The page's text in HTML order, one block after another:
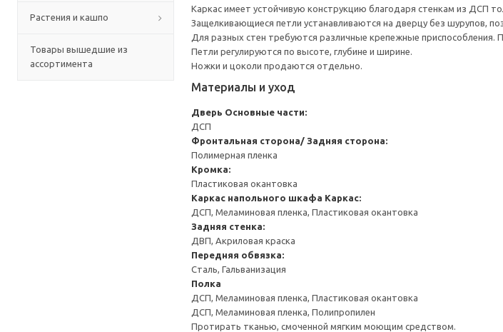
Растения и кашпо
Товары вышедшие из
ассортимента
Каркас имеет устойчивую конструкцию благодаря стенкам из ДСП
Защелкивающиеся петли устанавливаются на дверцу без шурупов,
Для разных стен требуются различные крепежные
Петли регулируются по высоте, глубине и ширине.
Ножки и цоколи продаются отдельно.
Материалы и уход
Дверь Основные части:
ДСП
Фронтальная сторона/ Задняя сторона:
Полимерная пленка
Кромка:
Пластиковая окантовка
Каркас напольного шкафа Каркас:
ДСП, Меламиновая пленка, Пластиковая окантовка
Задняя стенка:
ДВП, Акриловая краска
Передняя обвязка:
Сталь, Гальванизация
Полка
ДСП, Меламиновая пленка, Пластиковая окантовка
ДСП, Меламиновая пленка, Полипропилен
Протирать тканью, смоченной мягким моющим средством.